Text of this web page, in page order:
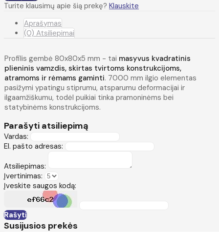
Turite klausimų apie šią prekę? Klauskite
Aprašymas
(0) Atsiliepimai
Profilis gembė 80x80x5 mm - tai masyvus kvadratinis
plieninis vamzdis, skirtas tvirtoms konstrukcijoms,
atramoms ir rėmams gaminti. 7000 mm ilgio elementas
pasižymi ypatingu stiprumu, atsparumu deformacijai ir
ilgaamžiškumu, todėl puikiai tinka pramoninėms bei
statybinėms konstrukcijoms.
Parašyti atsiliepimą
Vardas:
El. pašto adresas:
Atsiliepimas:
Įvertinimas:
Įveskite saugos kodą:
Rašyti
Susijusios prekės